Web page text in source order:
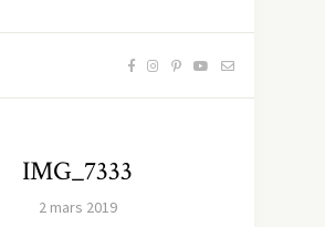
IMG_7333
2 mars 2019